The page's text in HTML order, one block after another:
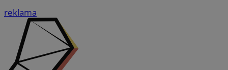
reklama